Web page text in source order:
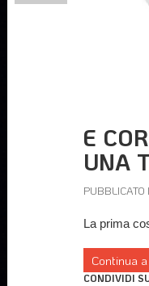
E
UNA
PUBBLICATO
La prima
Continua
CONDIVIDI